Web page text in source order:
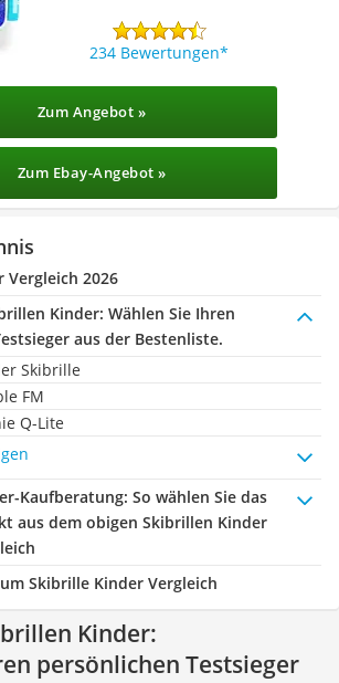
234 Bewertungen
Zum Angebot »
Zum Ebay-Angebot »
Vergleich 2026
Kinder: Wählen Sie Ihren
aus der Bestenliste.
Skibrille
FM
Q-Lite
Kaufberatung: So wählen Sie das
aus dem obigen Skibrillen Kinder
Skibrille Kinder Vergleich
Kinder:
persönlichen Testsieger